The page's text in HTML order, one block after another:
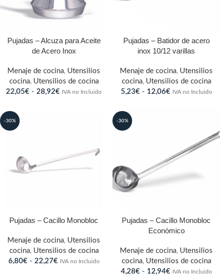
Pujadas – Alcuza para Aceite
de Acero Inox
Menaje de cocina, Utensilios
cocina, Utensilios de cocina
22,05€ - 28,92€ IVA no Incluido
Pujadas – Batidor de acero
inox 10/12 varillas
Menaje de cocina, Utensilios
cocina, Utensilios de cocina
5,23€ - 12,06€ IVA no Incluido
-30%
Pujadas – Cacillo Monobloc
Menaje de cocina, Utensilios
cocina, Utensilios de cocina
6,80€ - 22,27€ IVA no Incluido
-30%
Pujadas – Cacillo Monobloc
Económico
Menaje de cocina, Utensilios
cocina, Utensilios de cocina
4,28€ - 12,94€ IVA no Incluido